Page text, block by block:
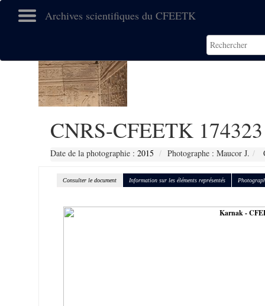
Archives scientifiques du CFEETK
CNRS-CFEETK 174323
Date de la photographie : 2015 Photographe : Maucor J.
Consulter le document Information sur les éléments représentés